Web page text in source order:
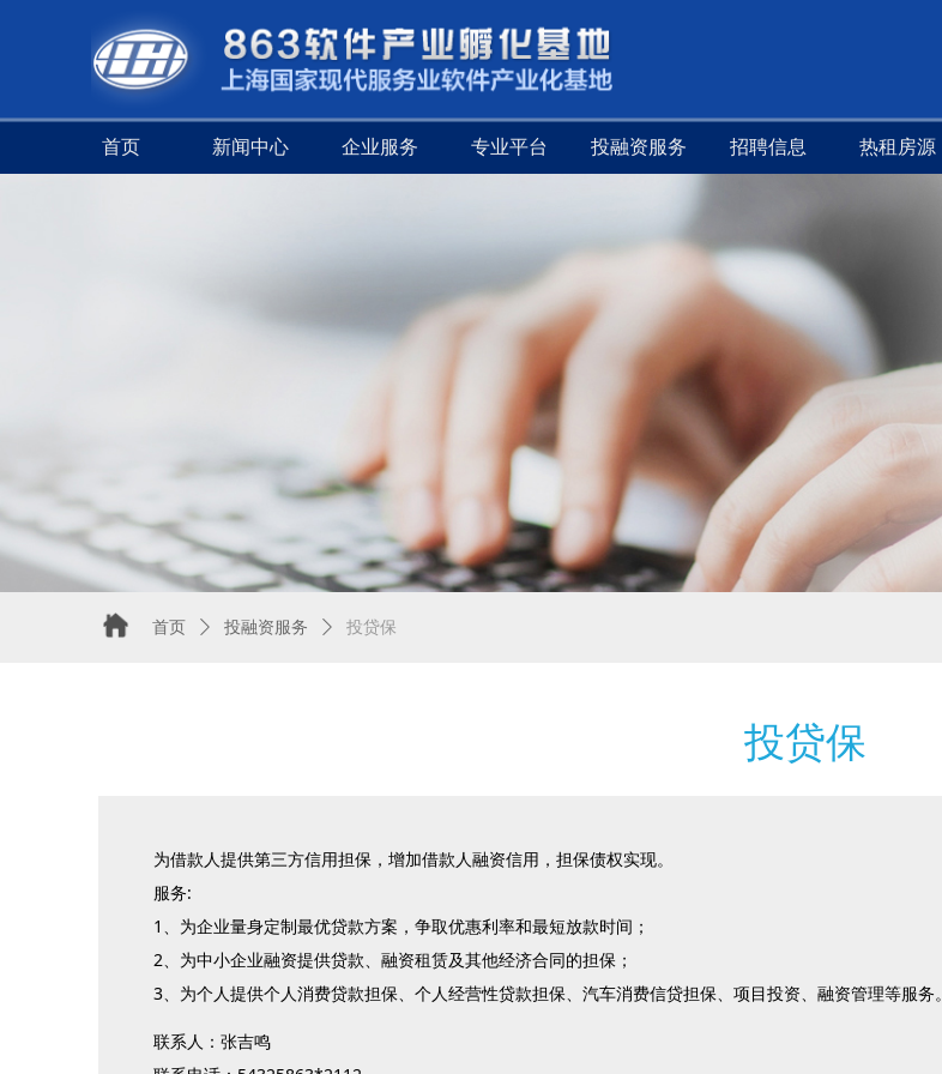
首页 新闻中心 企业服务 专业平台 投融资服务 招聘信息 热租房源
首页 ꄲ 投融资服务 ꄲ 投贷保
投贷保
为借款人提供第三方信用担保，增加借款人融资信用，担保债权实现。
服务:
1、为企业量身定制最优贷款方案，争取优惠利率和最短放款时间；
2、为中小企业融资提供贷款、融资租赁及其他经济合同的担保；
3、为个人提供个人消费贷款担保、个人经营性贷款担保、汽车消费信贷担保、项目投资、融资管理等服务。
联系人：张吉鸣